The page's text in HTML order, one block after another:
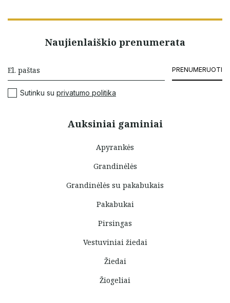
Auksiniai gaminiai
Apyrankės
Grandinėlės
Grandinėlės su pakabukais
Pakabukai
Pirsingas
Vestuviniai žiedai
Žiedai
Žiogeliai
Naujienlaiškio prenumerata
PRENUMERUOTI
Sutinku su privatumo politika